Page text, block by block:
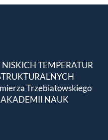
NISKICH TEMPERATUR
Trzebiatowskiego
AKADEMII NAUK